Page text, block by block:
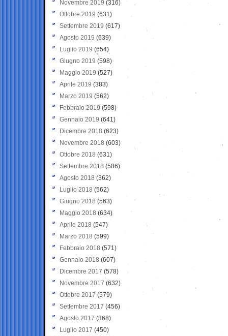
Novembre 2019 (316)
Ottobre 2019 (631)
Settembre 2019 (617)
Agosto 2019 (639)
Luglio 2019 (654)
Giugno 2019 (598)
Maggio 2019 (527)
Aprile 2019 (383)
Marzo 2019 (562)
Febbraio 2019 (598)
Gennaio 2019 (641)
Dicembre 2018 (623)
Novembre 2018 (603)
Ottobre 2018 (631)
Settembre 2018 (586)
Agosto 2018 (362)
Luglio 2018 (562)
Giugno 2018 (563)
Maggio 2018 (634)
Aprile 2018 (547)
Marzo 2018 (599)
Febbraio 2018 (571)
Gennaio 2018 (607)
Dicembre 2017 (578)
Novembre 2017 (632)
Ottobre 2017 (579)
Settembre 2017 (456)
Agosto 2017 (368)
Luglio 2017 (450)